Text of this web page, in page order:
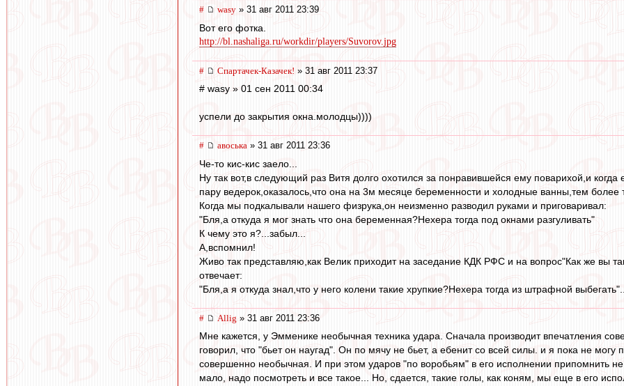
# wasy » 31 авг 2011 23:39
Вот его фотка.
http://bl.nashaliga.ru/workdir/players/Suvorov.jpg
# Спартачек-Казачек! » 31 авг 2011 23:37
# wasy » 01 сен 2011 00:34
успели до закрытия окна.молодцы))))
# авоська » 31 авг 2011 23:36
Че-то кис-кис заело...
Ну так вот,в следующий раз Витя долго охотился за понравившейся ему поварихой,и когда
пару ведерок,оказалось,что она на 3м месяце беременности и холодные ванны,тем более
Когда мы подкалывали нашего физрука,он неизменно разводил руками и приговаривал:
"Бля,а откуда я мог знать что она беременная?Нехера тогда под окнами разгуливать"
К чему это я?...забыл...
А,вспомнил!
Живо так представляю,как Велик приходит на заседание КДК РФС и на вопрос"Как же вы
отвечает:
"Бля,а я откуда знал,что у него колени такие хрупкие?Нехера тогда из штрафной
# Allig » 31 авг 2011 23:36
Мне кажется, у Эмменике необычная техника удара. Сначала производит впечатления
говорил, что "бьет он наугад". Он по мячу не бьет, а ебенит со всей силы. и я пока не могу
совершенно необычная. И при этом ударов "по воробьям" в его исполнении припомнить
мало, надо посмотреть и все такое... Но, сдается, такие голы, как коням, мы еще в его